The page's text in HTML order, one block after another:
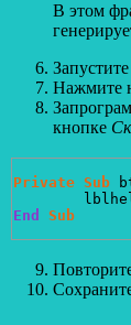
В этом
Нажмите
кнопке
Private Sub
End
Sub